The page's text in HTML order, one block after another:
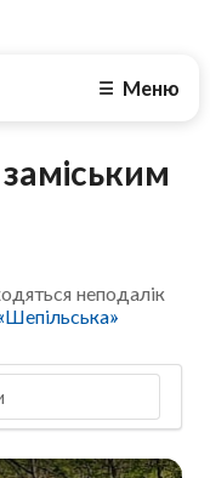
☰ Меню
неподалік